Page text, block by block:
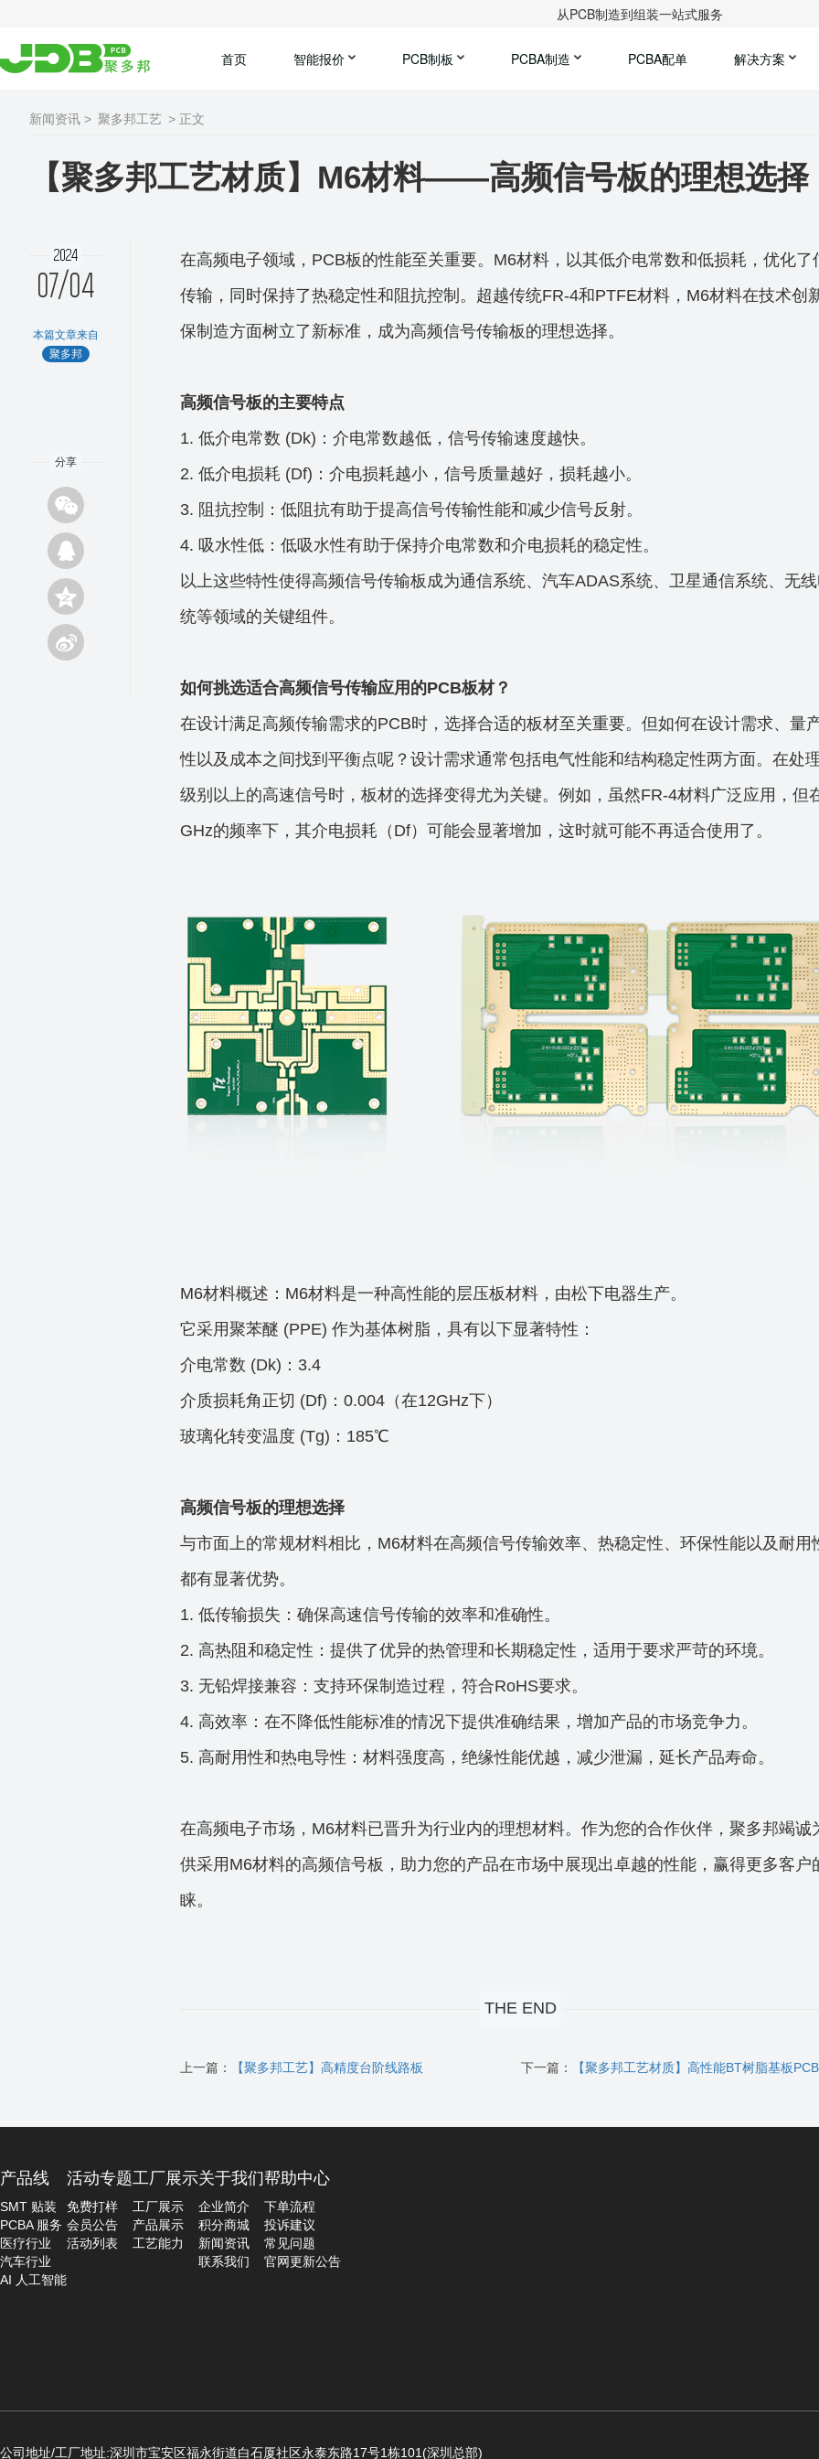
从PCB制造到组装一站式服务
首页 智能报价 PCB制板 PCBA制造 PCBA配单 解决方案
新闻资讯 > 聚多邦工艺 > 正文
【聚多邦工艺材质】M6材料——高频信号板的理想选择
2024
07/04
本篇文章来自
聚多邦
分享
在高频电子领域，PCB板的性能至关重要。M6材料，以其低介电常数和低损耗，优化了
传输，同时保持了热稳定性和阻抗控制。超越传统FR-4和PTFE材料，M6材料在技术创
保制造方面树立了新标准，成为高频信号传输板的理想选择。
高频信号板的主要特点
1. 低介电常数 (Dk)：介电常数越低，信号传输速度越快。
2. 低介电损耗 (Df)：介电损耗越小，信号质量越好，损耗越小。
3. 阻抗控制：低阻抗有助于提高信号传输性能和减少信号反射。
4. 吸水性低：低吸水性有助于保持介电常数和介电损耗的稳定性。
以上这些特性使得高频信号传输板成为通信系统、汽车ADAS系统、卫星通信系统、无
统等领域的关键组件。
如何挑选适合高频信号传输应用的PCB板材？
在设计满足高频传输需求的PCB时，选择合适的板材至关重要。但如何在设计需求、量
性以及成本之间找到平衡点呢？设计需求通常包括电气性能和结构稳定性两方面。在处
级别以上的高速信号时，板材的选择变得尤为关键。例如，虽然FR-4材料广泛应用，但
GHz的频率下，其介电损耗（Df）可能会显著增加，这时就可能不再适合使用了。
M6材料概述：M6材料是一种高性能的层压板材料，由松下电器生产。
它采用聚苯醚 (PPE) 作为基体树脂，具有以下显著特性：
介电常数 (Dk)：3.4
介质损耗角正切 (Df)：0.004（在12GHz下）
玻璃化转变温度 (Tg)：185℃
高频信号板的理想选择
与市面上的常规材料相比，M6材料在高频信号传输效率、热稳定性、环保性能以及耐用
都有显著优势。
1. 低传输损失：确保高速信号传输的效率和准确性。
2. 高热阻和稳定性：提供了优异的热管理和长期稳定性，适用于要求严苛的环境。
3. 无铅焊接兼容：支持环保制造过程，符合RoHS要求。
4. 高效率：在不降低性能标准的情况下提供准确结果，增加产品的市场竞争力。
5. 高耐用性和热电导性：材料强度高，绝缘性能优越，减少泄漏，延长产品寿命。
在高频电子市场，M6材料已晋升为行业内的理想材料。作为您的合作伙伴，聚多邦竭诚
供采用M6材料的高频信号板，助力您的产品在市场中展现出卓越的性能，赢得更多客户
睐。
THE END
上一篇： 【聚多邦工艺】高精度台阶线路板 下一篇： 【聚多邦工艺材质】高性能BT树脂基板PCB，打造卓越电子产品
产品线
SMT 贴装
PCBA 服务
医疗行业
汽车行业
AI 人工智能
活动专题
免费打样
会员公告
活动列表
工厂展示
工厂展示
产品展示
工艺能力
关于我们
企业简介
积分商城
新闻资讯
联系我们
帮助中心
下单流程
投诉建议
常见问题
官网更新公告
公司地址/工厂地址:深圳市宝安区福永街道白石厦社区永泰东路17号1栋101(深圳总部)